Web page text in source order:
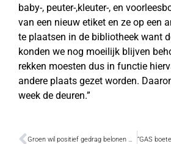
baby-, peuter-,kleuter-, en
van een nieuw etiket en ze op een
te plaatsen in de bibliotheek want
konden we nog moeilijk blijven
rekken moesten dus in functie
andere plaats gezet worden.
week de deuren.”
Groen wil positief gedrag belonen met een GABY